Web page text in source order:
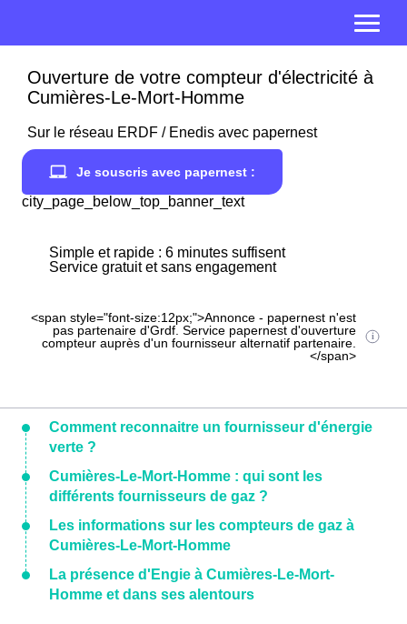
Ouverture de votre compteur d'électricité à
Cumières-Le-Mort-Homme
Sur le réseau ERDF / Enedis avec papernest
Je souscris avec papernest :
city_page_below_top_banner_text
Simple et rapide : 6 minutes suffisent
Service gratuit et sans engagement
<span style="font-size:12px;">Annonce - papernest n'est
pas partenaire d'Grdf. Service papernest d'ouverture
compteur auprès d'un fournisseur alternatif partenaire.
</span>
Comment reconnaitre un fournisseur d'énergie
verte ?
Cumières-Le-Mort-Homme : qui sont les
différents fournisseurs de gaz ?
Les informations sur les compteurs de gaz à
Cumières-Le-Mort-Homme
La présence d'Engie à Cumières-Le-Mort-
Homme et dans ses alentours